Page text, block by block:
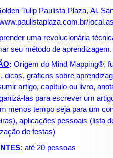
Tulip Paulista Plaza, Al.
uma revolucionária
seu método de aprendizagem.
: Origem do Mind Mapping®,
dicas, gráficos sobre
artigo, capítulo ou livro,
las para escrever um
menos tempo seja para um
aplicações pessoais (lista
de festas)
: até 20 pessoas